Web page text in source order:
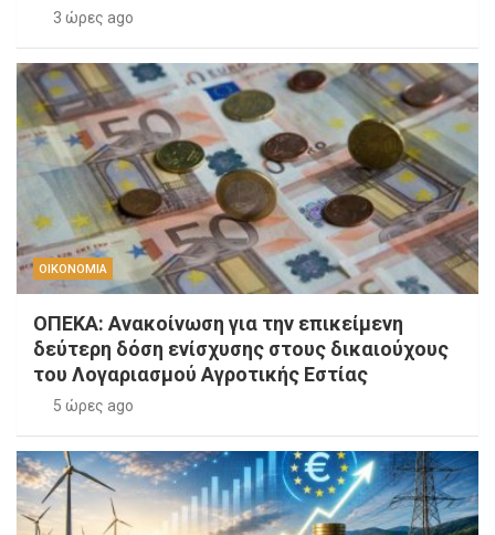
3 ώρες ago
ΟΙΚΟΝΟΜΙΑ
ΟΠΕΚΑ: Ανακοίνωση για την επικείμενη
δεύτερη δόση ενίσχυσης στους δικαιούχους
του Λογαριασμού Αγροτικής Εστίας
5 ώρες ago